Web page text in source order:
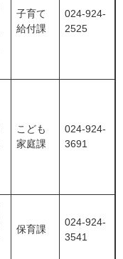
子育て
給付課
024-924-
2525
こども
家庭課
024-924-
3691
保育課
024-924-
3541